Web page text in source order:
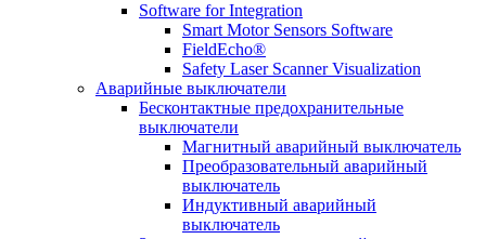
Software for Integration
Smart Motor Sensors Software
FieldEcho®
Safety Laser Scanner Visualization
Аварийные выключатели
Бесконтактные предохранительные
выключатели
Магнитный аварийный выключатель
Преобразовательный аварийный
выключатель
Индуктивный аварийный
выключатель